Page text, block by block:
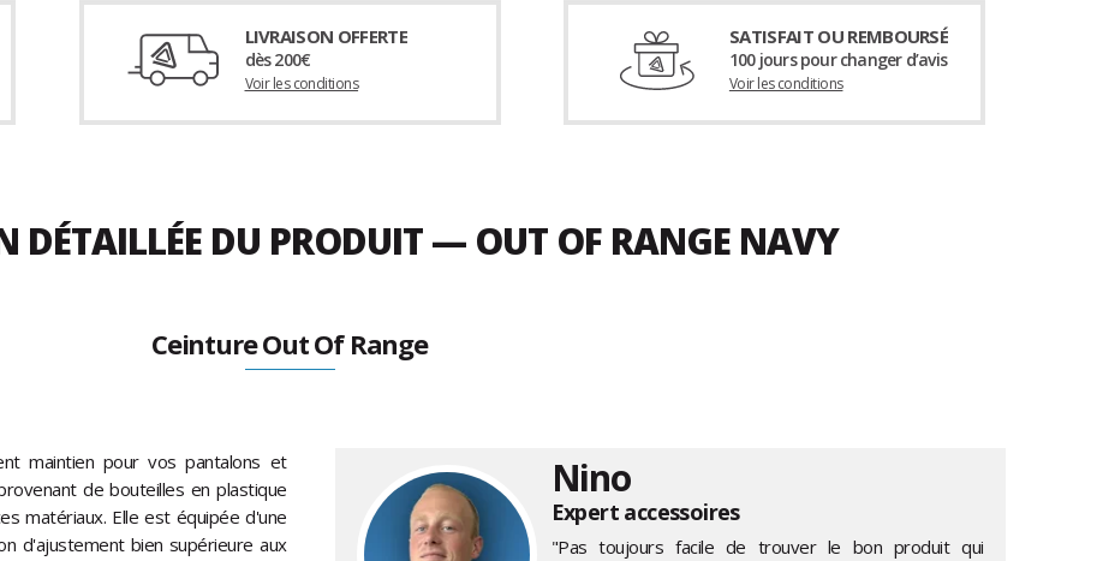
LIVRAISON OFFERTE
dès 200€
Voir les conditions
SATISFAIT OU REMBOURSÉ
100 jours pour changer d’avis
Voir les conditions
DÉTAILLÉE DU PRODUIT — OUT OF RANGE NAVY
Ceinture Out Of Range
maintien pour vos pantalons et
de bouteilles en plastique
matériaux. Elle est équipée d'une
d'ajustement bien supérieure aux
Nino
Expert accessoires
"Pas toujours facile de trouver le bon produit qui